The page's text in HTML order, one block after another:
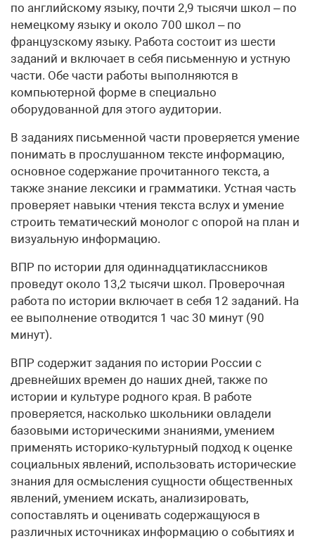
по английскому языку, почти 2,9 тысячи школ – по
немецкому языку и около 700 школ – по
французскому языку. Работа состоит из шести
заданий и включает в себя письменную и устную
части. Обе части работы выполняются в
компьютерной форме в специально
оборудованной для этого аудитории.
В заданиях письменной части проверяется умение
понимать в прослушанном тексте информацию,
основное содержание прочитанного текста, а
также знание лексики и грамматики. Устная часть
проверяет навыки чтения текста вслух и умение
строить тематический монолог с опорой на план и
визуальную информацию.
ВПР по истории для одиннадцатиклассников
проведут около 13,2 тысячи школ. Проверочная
работа по истории включает в себя 12 заданий. На
ее выполнение отводится 1 час 30 минут (90
минут).
ВПР содержит задания по истории России с
древнейших времен до наших дней, также по
истории и культуре родного края. В работе
проверяется, насколько школьники овладели
базовыми историческими знаниями, умением
применять историко-культурный подход к оценке
социальных явлений, использовать исторические
знания для осмысления сущности общественных
явлений, умением искать, анализировать,
сопоставлять и оценивать содержащуюся в
различных источниках информацию о событиях и